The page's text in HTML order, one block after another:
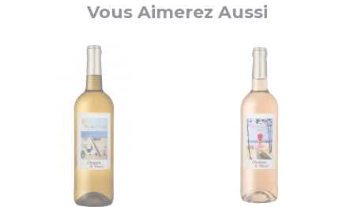
Vous Aimerez Aussi